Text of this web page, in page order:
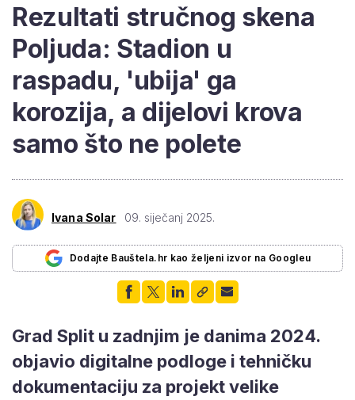
Rezultati stručnog skena
Poljuda: Stadion u
raspadu, 'ubija' ga
korozija, a dijelovi krova
samo što ne polete
Ivana Solar 09. siječanj 2025.
Dodajte Bauštela.hr kao željeni izvor na Googleu
Grad Split u zadnjim je danima 2024.
objavio digitalne podloge i tehničku
dokumentaciju za projekt velike